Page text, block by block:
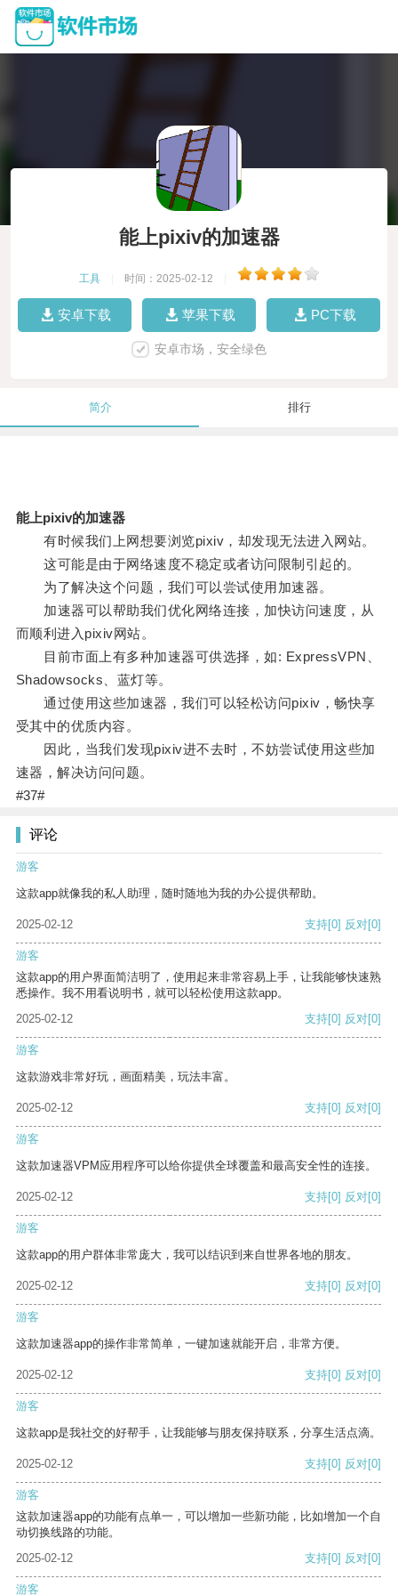
能上pixiv的加速器
工具 时间：2025-02-12
安卓下载 苹果下载 PC下载
安卓市场，安全绿色
简介 排行
能上pixiv的加速器
有时候我们上网想要浏览pixiv，却发现无法进入网站。
这可能是由于网络速度不稳定或者访问限制引起的。
为了解决这个问题，我们可以尝试使用加速器。
加速器可以帮助我们优化网络连接，加快访问速度，从
而顺利进入pixiv网站。
目前市面上有多种加速器可供选择，如: ExpressVPN、
Shadowsocks、蓝灯等。
通过使用这些加速器，我们可以轻松访问pixiv，畅快享
受其中的优质内容。
因此，当我们发现pixiv进不去时，不妨尝试使用这些加
速器，解决访问问题。
#37#
评论
游客
这款app就像我的私人助理，随时随地为我的办公提供帮助。
2025-02-12 支持[0] 反对[0]
游客
这款app的用户界面简洁明了，使用起来非常容易上手，让我能够快速熟
悉操作。我不用看说明书，就可以轻松使用这款app。
2025-02-12
支持[0] 反对[0]
游客
这款游戏非常好玩，画面精美，玩法丰富。
2025-02-12 支持[0] 反对[0]
游客
这款加速器VPM应用程序可以给你提供全球覆盖和最高安全性的连接。
2025-02-12 支持[0] 反对[0]
游客
这款app的用户群体非常庞大，我可以结识到来自世界各地的朋友。
2025-02-12 支持[0] 反对[0]
游客
这款加速器app的操作非常简单，一键加速就能开启，非常方便。
2025-02-12 支持[0] 反对[0]
游客
这款app是我社交的好帮手，让我能够与朋友保持联系，分享生活点滴。
2025-02-12 支持[0] 反对[0]
游客
这款加速器app的功能有点单一，可以增加一些新功能，比如增加一个自
动切换线路的功能。
2025-02-12
支持[0] 反对[0]
游客